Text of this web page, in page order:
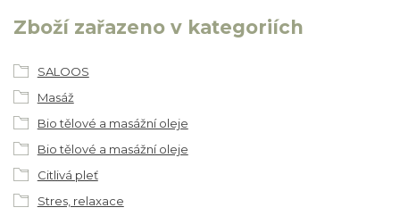
Zboží zařazeno v kategoriích
SALOOS
Masáž
Bio tělové a masážní oleje
Bio tělové a masážní oleje
Citlivá pleť
Stres, relaxace